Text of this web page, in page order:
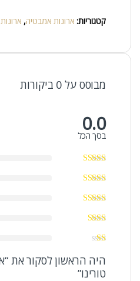
קטגוריות: ארונות אמבטיה,
מבוסס על 0 ביקורות
0.0
בסך הכל
היה הראשון לסקור את
טורינו”